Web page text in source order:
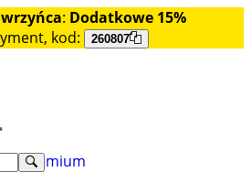
: Dodatkowe 15%
kod: 260807
premium